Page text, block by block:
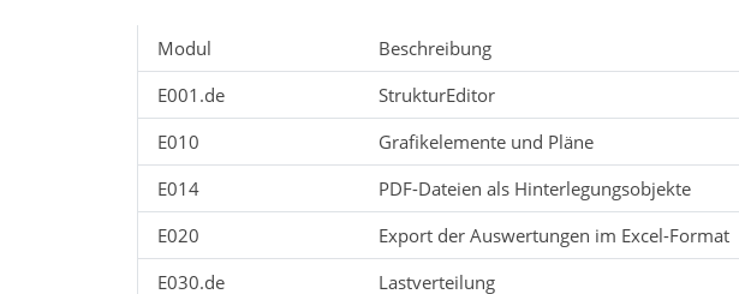
Modul Beschreibung
E001.de
StrukturEditor
E010
Grafikelemente und Pläne
E014
PDF-Dateien als Hinterlegungsobjekte
E020
Export der Auswertungen im Excel-Format
E030.de
Lastverteilung